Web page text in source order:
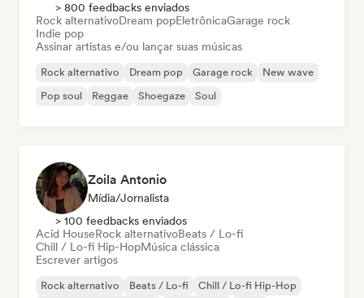
> 800 feedbacks enviados
Rock alternativoDream popEletrônicaGarage rock
Indie pop
Assinar artistas e/ou lançar suas músicas
Rock alternativo Dream pop Garage rock
New wave
Pop soul
Reggae Shoegaze Soul
Zoila Antonio
Mídia/Jornalista
> 100 feedbacks enviados
Acid HouseRock alternativoBeats / Lo-fi
Chill / Lo-fi Hip-HopMúsica clássica
Escrever artigos
Rock alternativo Beats / Lo-fi
Chill / Lo-fi Hip-Hop